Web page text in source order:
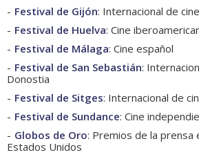
Festival de Gijón: Internacional de cine
Festival de Huelva: Cine
Festival de Málaga: Cine español
Festival de San Sebastián:
Donostia
Festival de Sitges: Internacional de
Festival de Sundance: Cine
Globos de Oro: Premios de la prensa
Estados Unidos